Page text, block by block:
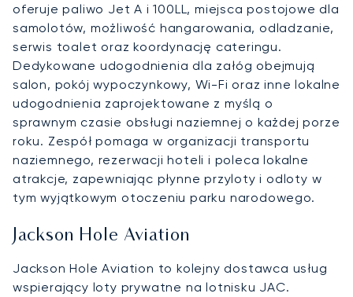
oferuje paliwo Jet A i 100LL, miejsca postojowe dla
samolotów, możliwość hangarowania, odladzanie,
serwis toalet oraz koordynację cateringu.
Dedykowane udogodnienia dla załóg obejmują
salon, pokój wypoczynkowy, Wi-Fi oraz inne lokalne
udogodnienia zaprojektowane z myślą o
sprawnym czasie obsługi naziemnej o każdej porze
roku. Zespół pomaga w organizacji transportu
naziemnego, rezerwacji hoteli i poleca lokalne
atrakcje, zapewniając płynne przyloty i odloty w
tym wyjątkowym otoczeniu parku narodowego.
Jackson Hole Aviation
Jackson Hole Aviation to kolejny dostawca usług
wspierający loty prywatne na lotnisku JAC.